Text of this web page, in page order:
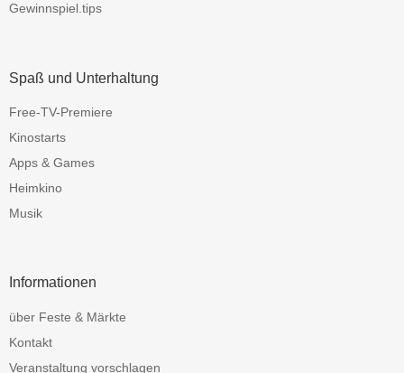
Gewinnspiel.tips
Spaß und Unterhaltung
Free-TV-Premiere
Kinostarts
Apps & Games
Heimkino
Musik
Informationen
über Feste & Märkte
Kontakt
Veranstaltung vorschlagen